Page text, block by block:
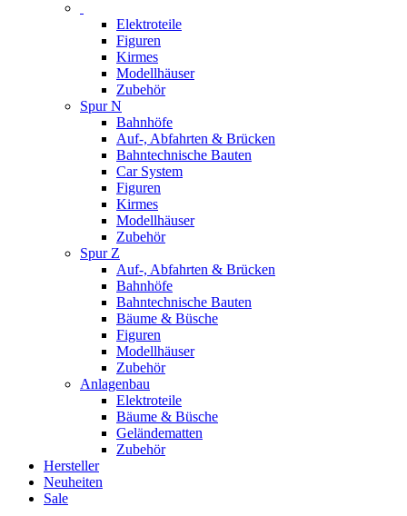
Elektroteile
Figuren
Kirmes
Modellhäuser
Zubehör
Spur N
Bahnhöfe
Auf-, Abfahrten & Brücken
Bahntechnische Bauten
Car System
Figuren
Kirmes
Modellhäuser
Zubehör
Spur Z
Auf-, Abfahrten & Brücken
Bahnhöfe
Bahntechnische Bauten
Bäume & Büsche
Figuren
Modellhäuser
Zubehör
Anlagenbau
Elektroteile
Bäume & Büsche
Geländematten
Zubehör
Hersteller
Neuheiten
Sale